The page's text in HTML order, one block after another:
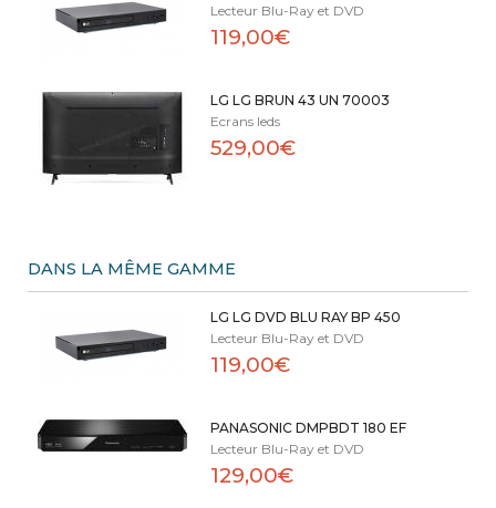
Lecteur Blu-Ray et DVD
119,00€
LG LG BRUN 43 UN 70003
Ecrans leds
529,00€
DANS LA MÊME GAMME
LG LG DVD BLU RAY BP 450
Lecteur Blu-Ray et DVD
119,00€
PANASONIC DMPBDT 180 EF
Lecteur Blu-Ray et DVD
129,00€